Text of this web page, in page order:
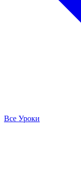
Все Уроки